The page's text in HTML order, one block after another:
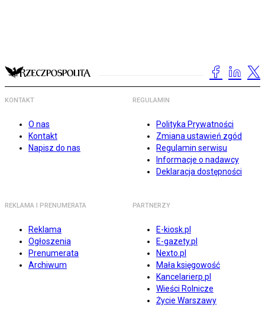
KONTAKT
O nas
Kontakt
Napisz do nas
REGULAMIN
Polityka Prywatności
Zmiana ustawień zgód
Regulamin serwisu
Informacje o nadawcy
Deklaracja dostępności
REKLAMA I PRENUMERATA
Reklama
Ogłoszenia
Prenumerata
Archiwum
PARTNERZY
E-kiosk.pl
E-gazety.pl
Nexto.pl
Mała księgowość
Kancelarierp.pl
Wieści Rolnicze
Życie Warszawy